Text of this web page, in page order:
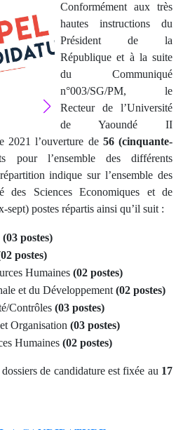
Conformément aux très
hautes instructions du
Président de la
République et à la suite
du Communiqué
n°003/SG/PM, le
Recteur de l’Université
de Yaoundé II
2021 l’ouverture de 56 (cinquante-
pour l’ensemble des différents
indique sur l’ensemble des
des Sciences Economiques et de
postes répartis ainsi qu’il suit :
(03 postes)
postes)
Humaines (02 postes)
et du Développement (02 postes)
Contrôles (03 postes)
Organisation (03 postes)
Humaines (02 postes)
de candidature est fixée au 17